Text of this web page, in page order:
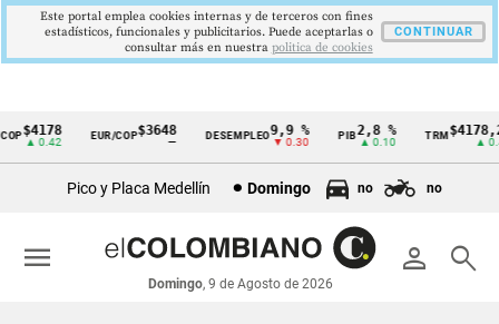
Cintillo
económicos
Colombia
$4178
▲ 0.42
EUR/COP$3648 DESEMPLEO 9,9 %
▼ 0.30
PIB2,8 %
▲ 0.10
TRM$4178,23
▲ 0.42
Pico y Placa Medellín Domingo no no
person search
Domingo, 9 de Agosto de 2026
menu
Este portal emplea cookies internas y de terceros con fines
estadísticos, funcionales y publicitarios. Puede aceptarlas o
consultar más en nuestra politica de cookies
CONTINUAR